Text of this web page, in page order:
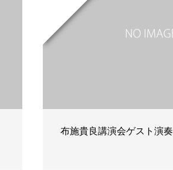
布施貴良講演会ゲスト演奏